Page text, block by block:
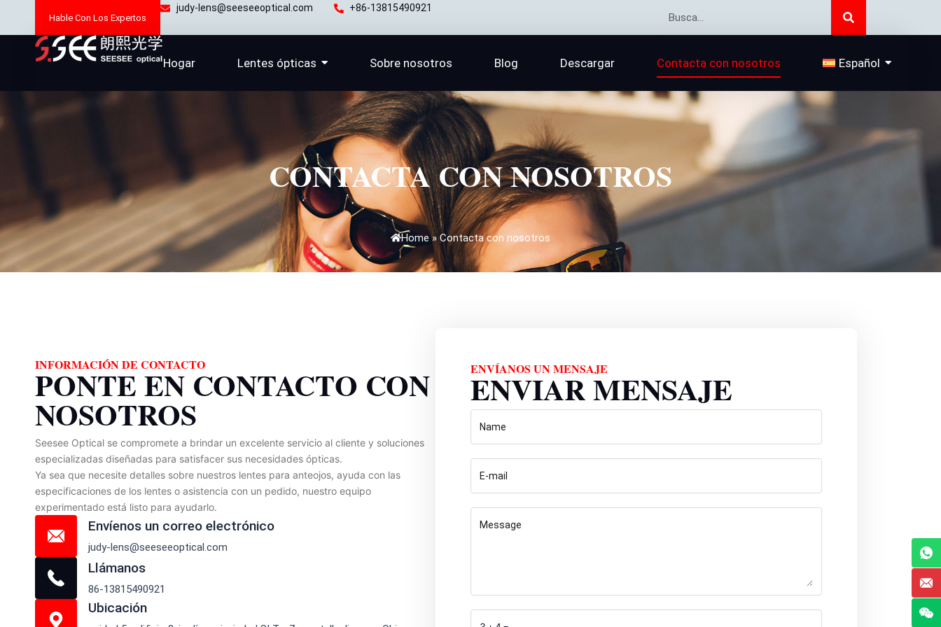
contenido
Hable Con Los Expertos
judy-lens@seeseeoptical.com +86-13815490921
Hogar Lentes ópticas Sobre nosotros Blog Descargar Contacta con nosotros Español
CONTACTA CON NOSOTROS
Home»Contacta con nosotros
INFORMACIÓN DE CONTACTO
PONTE EN CONTACTO CON
NOSOTROS
Seesee Optical se compromete a brindar un excelente servicio al cliente y soluciones
especializadas diseñadas para satisfacer sus necesidades ópticas.
Ya sea que necesite detalles sobre nuestros lentes para anteojos, ayuda con las
especificaciones de los lentes o asistencia con un pedido, nuestro equipo
experimentado está listo para ayudarlo.
Envíenos un correo electrónico
judy-lens@seeseeoptical.com
Llámanos
86-13815490921
Ubicación
ENVÍANOS UN MENSAJE
ENVIAR MENSAJE